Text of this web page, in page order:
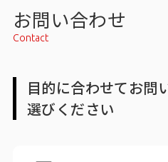
インテージの強み
お問い合わせ
Contact
目的に合わせてお問
選びください